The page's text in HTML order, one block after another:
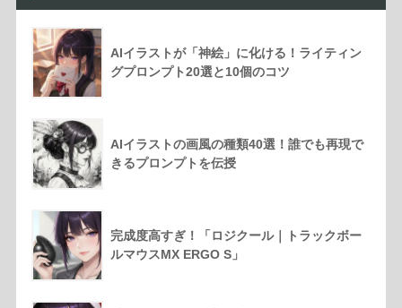
AIイラストが「神絵」に化ける！ライティン
グプロンプト20選と10個のコツ
AIイラストの画風の種類40選！誰でも再現で
きるプロンプトを伝授
完成度高すぎ！「ロジクール｜トラックボー
ルマウスMX ERGO S」